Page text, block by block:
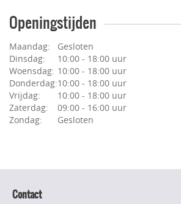
Openingstijden
Maandag:
Gesloten
Dinsdag:
10:00 - 18:00 uur
Woensdag: 10:00 - 18:00 uur
Donderdag:10:00 - 18:00 uur
Vrijdag:
10:00 - 18:00 uur
Zaterdag:
09:00 - 16:00 uur
Zondag:
Gesloten
Contact